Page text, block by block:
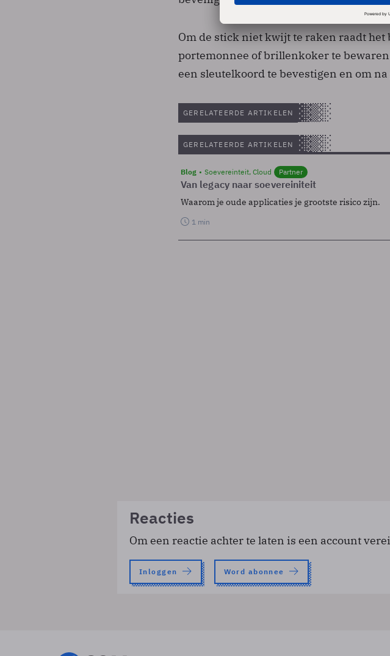
Om de stick niet kwijt te raken raadt
portemonnee of brillenkoker te
een sleutelkoord te bevestigen en om
GERELATEERDE ARTIKELEN
GERELATEERDE ARTIKELEN
Blog Soevereinteit, Cloud Partner
Van legacy naar soevereiniteit
Waarom je oude applicaties je grootste risico zijn.
1 min
Reacties
Om een reactie achter te laten is een account
Inloggen Word abonnee